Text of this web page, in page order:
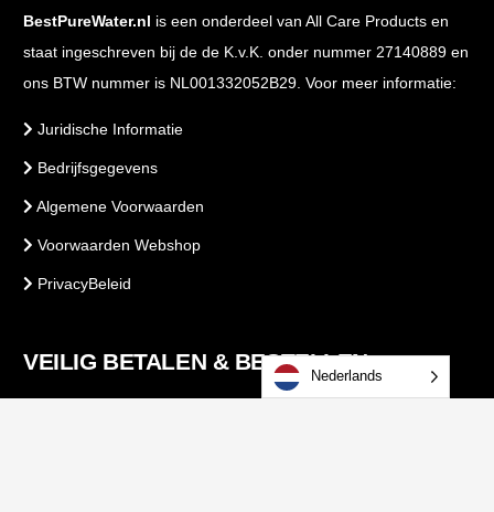
BestPureWater.nl is een onderdeel van All Care Products en
staat ingeschreven bij de de K.v.K. onder nummer 27140889 en
ons BTW nummer is NL001332052B29. Voor meer informatie:
Juridische Informatie
Bedrijfsgegevens
Algemene Voorwaarden
Voorwaarden Webshop
PrivacyBeleid
VEILIG BETALEN & BESTELLEN
Nederlands